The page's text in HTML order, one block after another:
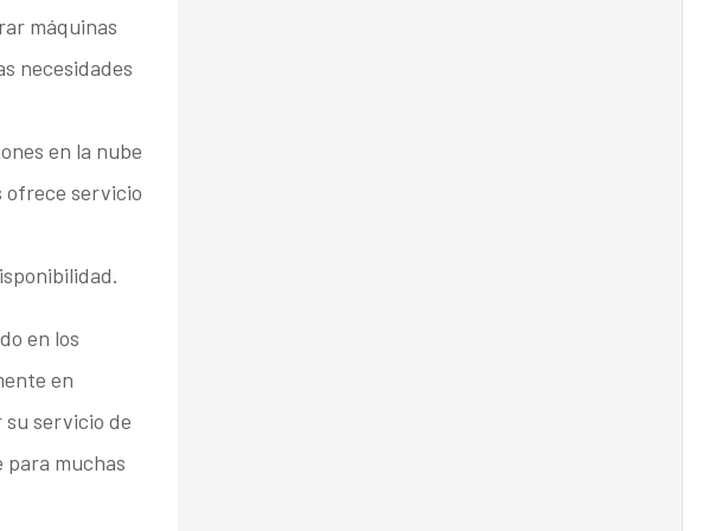
máquinas
necesidades
en la nube
ofrece servicio
en los
en
su servicio de
muchas